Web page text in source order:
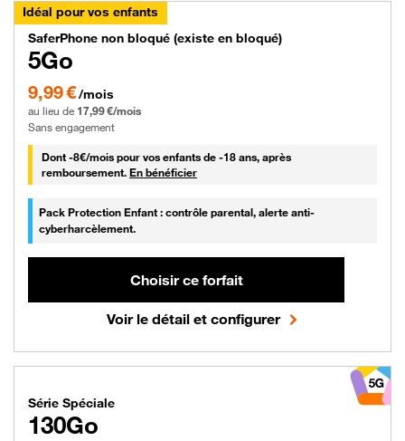
sur 6 forfaits disponibles
Idéal pour vos enfants
Forfait Orange bloqué (existe en
SaferPhone non bloqué (existe en bloqué)
5Go
9,99 €/mois
au lieu de 17,99 €/mois
Sans engagement
Dont -8€/mois8 € par mois
pour vos enfants de -18 ans, après
remboursement. En bénéficier
Pack Protection Enfant : contrôle parental, alerte anti-
cyberharcèlement.
Choisir ce forfait
Voir le détail et configurer
Forfait Orange Série Spéciale 130
Série Spéciale
130Go